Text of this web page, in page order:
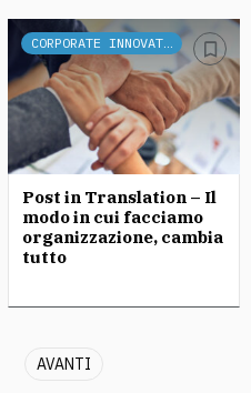
CORPORATE INNOVATION
Post in Translation – Il
modo in cui facciamo
organizzazione, cambia
tutto
AVANTI